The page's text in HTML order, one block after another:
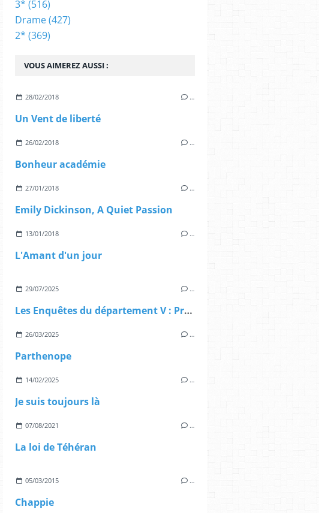
VOUS AIMEREZ AUSSI :
28/02/2018 …
Un Vent de liberté
26/02/2018 …
Bonheur académie
27/01/2018 …
Emily Dickinson, A Quiet Passion
13/01/2018 …
L'Amant d'un jour
29/07/2025 …
Les Enquêtes du département V : Promesse
26/03/2025 …
Parthenope
14/02/2025 …
Je suis toujours là
07/08/2021 …
La loi de Téhéran
05/03/2015 …
Chappie
3* (516)
Drame(427)
2* (369)